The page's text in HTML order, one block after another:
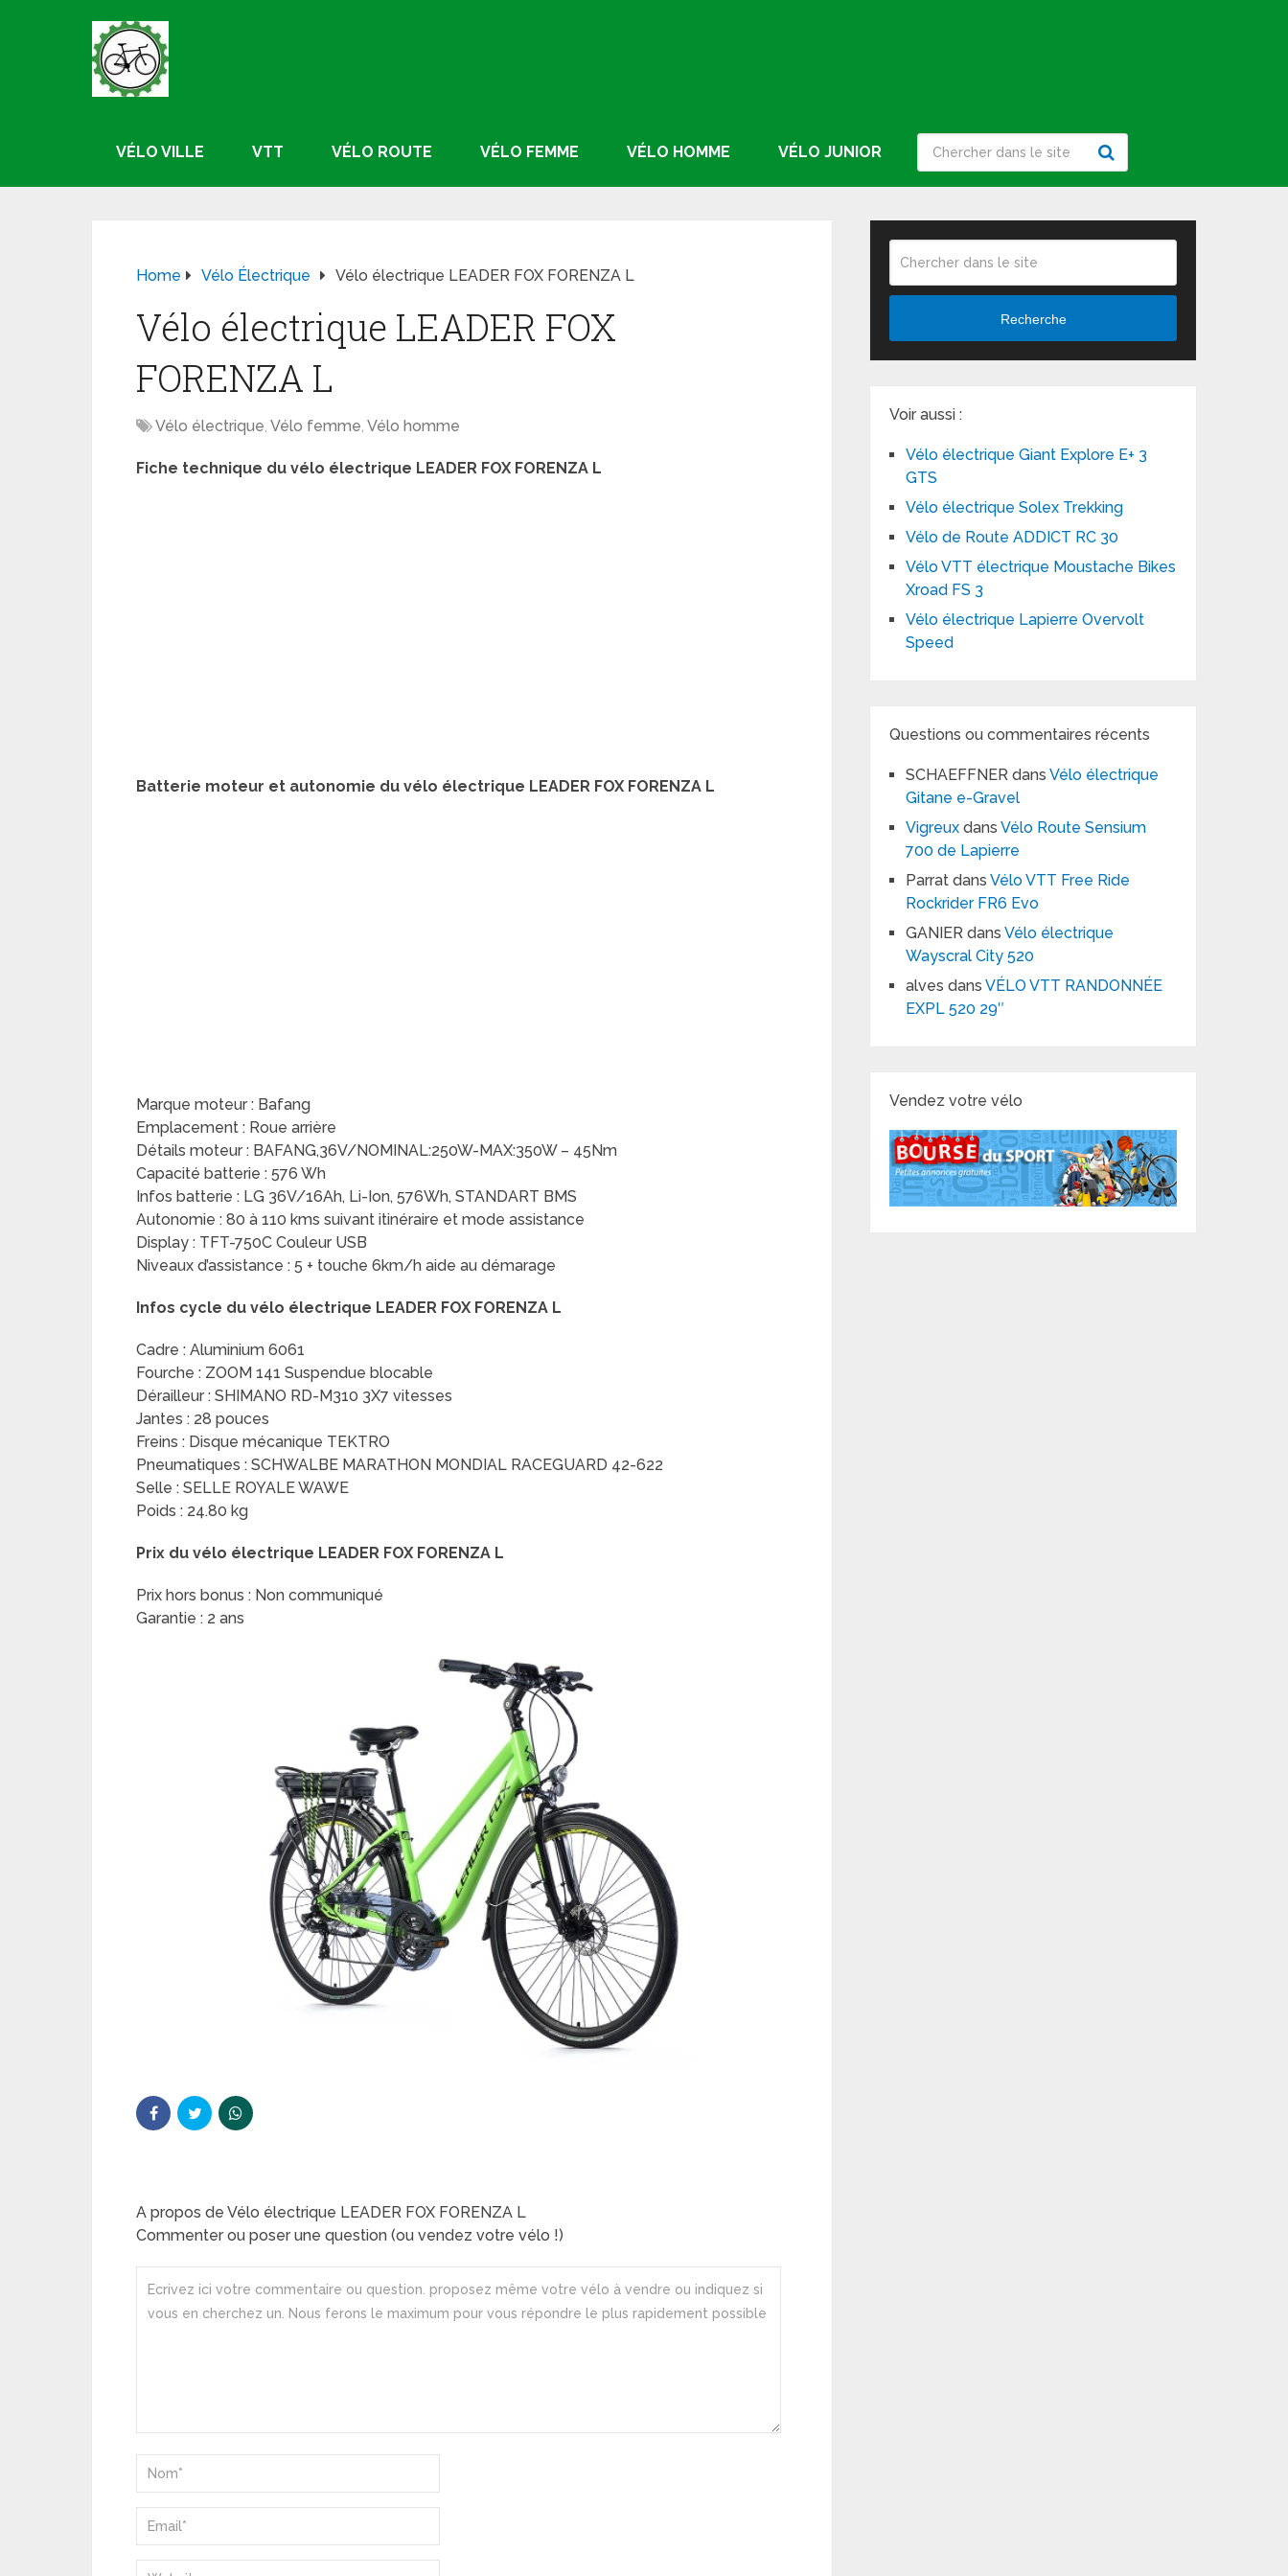
VÉLO VILLE VTT VÉLO ROUTE VÉLO FEMME VÉLO HOMME VÉLO JUNIOR
Home Vélo Électrique Vélo électrique LEADER FOX FORENZA L
Vélo électrique LEADER FOX
FORENZA L
Vélo électrique, Vélo femme, Vélo homme
Fiche technique du vélo électrique LEADER FOX FORENZA L
Batterie moteur et autonomie du vélo électrique LEADER FOX FORENZA L
Marque moteur : Bafang
Emplacement : Roue arrière
Détails moteur : BAFANG,36V/NOMINAL:250W-MAX:350W – 45Nm
Capacité batterie : 576 Wh
Infos batterie : LG 36V/16Ah, Li-Ion, 576Wh, STANDART BMS
Autonomie : 80 à 110 kms suivant itinéraire et mode assistance
Display : TFT-750C Couleur USB
Niveaux d’assistance : 5 + touche 6km/h aide au démarage
Infos cycle du vélo électrique LEADER FOX FORENZA L
Cadre : Aluminium 6061
Fourche : ZOOM 141 Suspendue blocable
Dérailleur : SHIMANO RD-M310 3X7 vitesses
Jantes : 28 pouces
Freins : Disque mécanique TEKTRO
Pneumatiques : SCHWALBE MARATHON MONDIAL RACEGUARD 42-622
Selle : SELLE ROYALE WAWE
Poids : 24.80 kg
Prix du vélo électrique LEADER FOX FORENZA L
Prix hors bonus : Non communiqué
Garantie : 2 ans
A propos de Vélo électrique LEADER FOX FORENZA L
Commenter ou poser une question (ou vendez votre vélo !)
Recherche
Voir aussi :
Vélo électrique Giant Explore E+ 3
GTS
Vélo électrique Solex Trekking
Vélo de Route ADDICT RC 30
Vélo VTT électrique Moustache Bikes
Xroad FS 3
Vélo électrique Lapierre Overvolt
Speed
Questions ou commentaires récents
SCHAEFFNER dansVélo électrique
Gitane e-Gravel
Vigreux dansVélo Route Sensium
700 de Lapierre
Parrat dansVélo VTT Free Ride
Rockrider FR6 Evo
GANIER dansVélo électrique
Wayscral City 520
alves dansVÉLO VTT RANDONNÉE
EXPL 520 29″
Vendez votre vélo